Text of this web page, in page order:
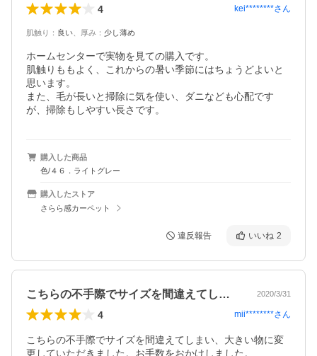
4 kei********さん
肌触り ： 良い 厚み ： 少し薄め
ホームセンターで実物を見ての購入です。
肌触りももよく、これからの暑い季節にはちょうどよいと
思います。
また、毛が長いと掃除に気を使い、ダニなども心配です
が、掃除もしやすい長さです。
購入した商品
色/４６．ライトグレー
購入したストア
さらら感カーペット
違反報告 いいね 2
こちらの不手際でサイズを間違えてしまい… 2020/3/31
4 mii********さん
こちらの不手際でサイズを間違えてしまい、大きい物に変
更していただきました。お手数をおかけしました。